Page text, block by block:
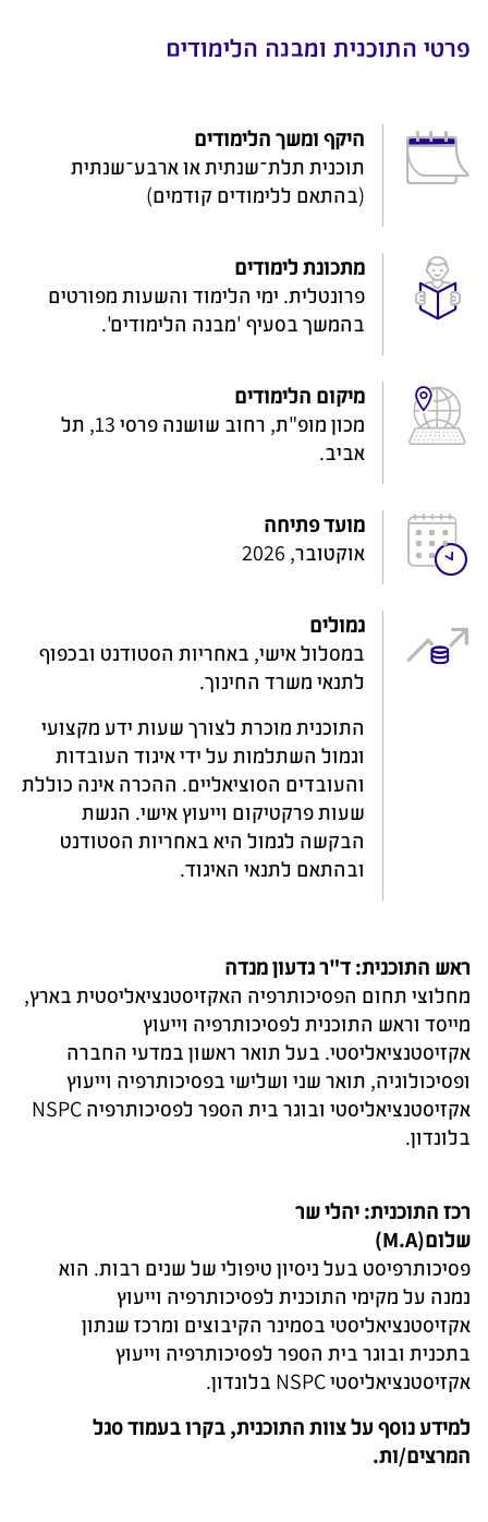
פרטי התוכנית ומבנה הלימודים
היקף ומשך הלימודים
תוכנית תלת־שנתית או ארבע־שנתית
(בהתאם ללימודים קודמים)
מתכונת לימודים
פרונטלית. ימי הלימוד והשעות מפורטים
בהמשך בסעיף 'מבנה הלימודים'.
מיקום הלימודים
מכון מופ"ת, רחוב שושנה פרסי 13, תל
אביב.
מועד פתיחה
אוקטובר, 2026
גמולים
במסלול אישי, באחריות הסטודנט ובכפוף
לתנאי משרד החינוך.
התוכנית מוכרת לצורך שעות ידע מקצועי
וגמול השתלמות על ידי איגוד העובדות
והעובדים הסוציאליים. ההכרה אינה כוללת
שעות פרקטיקום וייעוץ אישי. הגשת
הבקשה לגמול היא באחריות הסטודנט
ובהתאם לתנאי האיגוד.
ראש התוכנית: ד"ר גדעון מנדה
מחלוצי תחום הפסיכותרפיה האקזיסטנציאליסטית בארץ,
מייסד וראש התוכנית לפסיכותרפיה וייעוץ
אקזיסטנציאליסטי. בעל תואר ראשון במדעי החברה
ופסיכולוגיה, תואר שני ושלישי בפסיכותרפיה וייעוץ
אקזיסטנציאליסטי ובוגר בית הספר לפסיכותרפיהNSPC
בלונדון.
רכז התוכנית: יהלי שר
שלום((M.A
פסיכותרפיסט בעל ניסיון טיפולי של שנים רבות. הוא
נמנה על מקימי התוכנית לפסיכותרפיה וייעוץ
אקזיסטנציאליסטי בסמינר הקיבוצים ומרכז שנתון
בתכנית ובוגר בית הספר לפסיכותרפיה וייעוץ
אקזיסטנציאליסטיNSPC בלונדון.
למידע נוסף על צוות התוכנית, בקרו בעמוד סגל
המרצים/ות.